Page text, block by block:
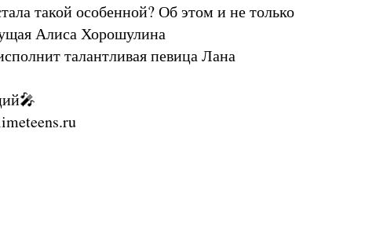
такой особенной? Об этом и не только
Алиса Хорошулина
талантливая певица Лана